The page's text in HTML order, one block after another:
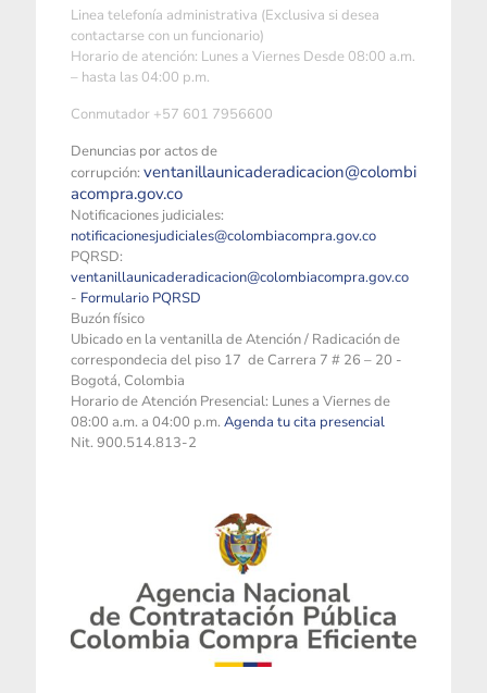
Linea telefonía administrativa (Exclusiva si desea
contactarse con un funcionario)
Horario de atención: Lunes a Viernes Desde 08:00 a.m.
– hasta las 04:00 p.m.
Conmutador +57 601 7956600
Denuncias por actos de
corrupción: ventanillaunicaderadicacion@colombi
acompra.gov.co
Notificaciones judiciales:
notificacionesjudiciales@colombiacompra.gov.co
PQRSD:
ventanillaunicaderadicacion@colombiacompra.gov.co
- Formulario PQRSD
Buzón físico
Ubicado en la ventanilla de Atención / Radicación de
correspondecia del piso 17 de Carrera 7 # 26 – 20 -
Bogotá, Colombia
Horario de Atención Presencial: Lunes a Viernes de
08:00 a.m. a 04:00 p.m. Agenda tu cita presencial
Nit. 900.514.813-2